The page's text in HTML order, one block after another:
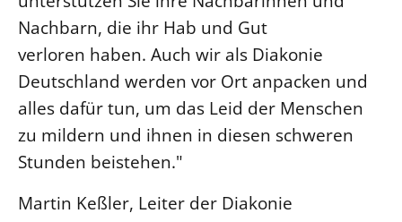
Nachbarn, die ihr Hab und Gut
verloren haben. Auch wir als Diakonie
Deutschland werden vor Ort anpacken und
alles dafür tun, um das Leid der Menschen
zu mildern und ihnen in diesen schweren
Stunden beistehen."
Martin Keßler, Leiter der Diakonie
IT-Service
Corporate Design
Interventionsplan
Jahresgespräche
Kantine Speiseplan
Kirchliches Amtsblatt
Kirchliche Verwaltung